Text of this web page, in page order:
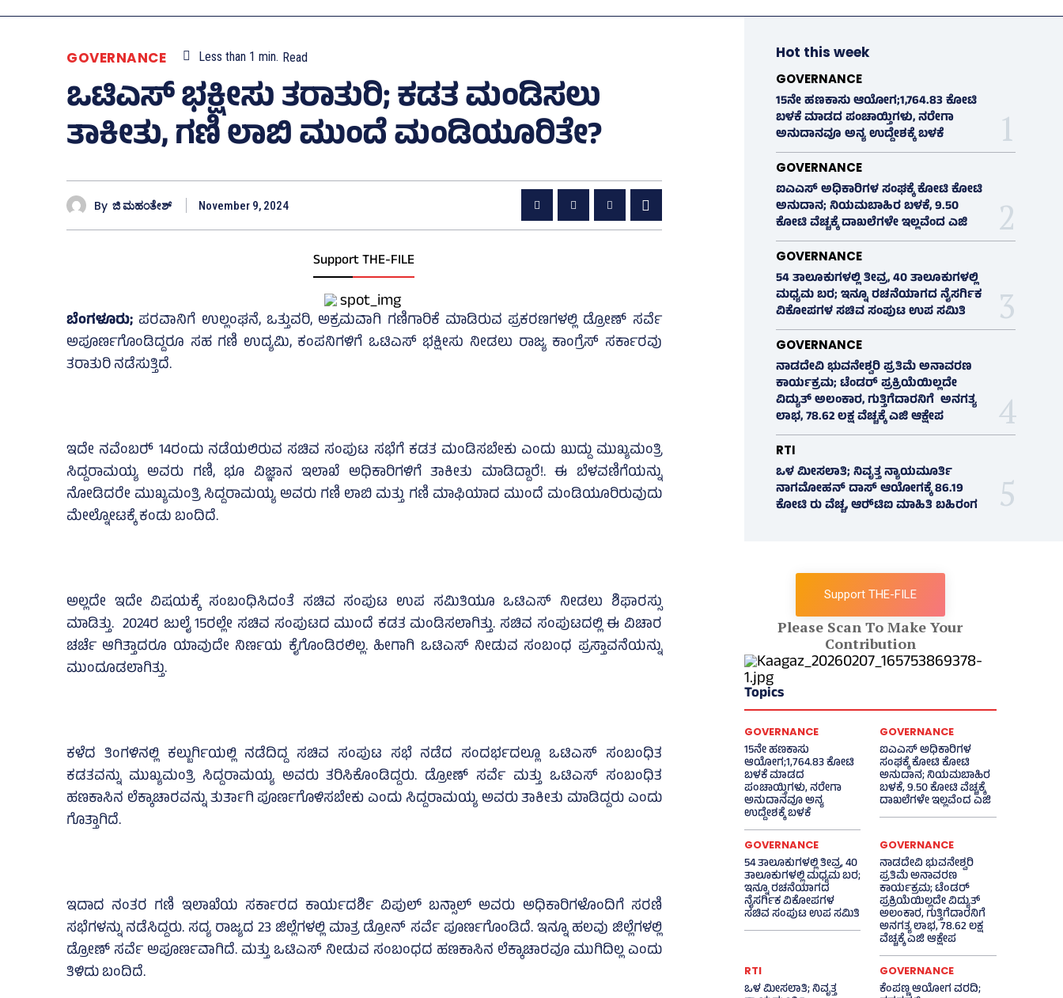
GOVERNANCE Less than 1 min. Read
ಒಟಿಎಸ್‌ ಭಕ್ಷೀಸು ತರಾತುರಿ; ಕಡತ ಮಂಡಿಸಲು
ತಾಕೀತು, ಗಣಿ ಲಾಬಿ ಮುಂದೆ ಮಂಡಿಯೂರಿತೇ?
By ಜಿ ಮಹಂತೇಶ್ November 9, 2024
Support THE-FILE
ಬೆಂಗಳೂರು; ಪರವಾನಿಗೆ ಉಲ್ಲಂಘನೆ, ಒತ್ತುವರಿ, ಅಕ್ರಮವಾಗಿ ಗಣಿಗಾರಿಕೆ ಮಾಡಿರುವ ಪ್ರಕರಣಗಳಲ್ಲಿ ಡ್ರೋಣ್‌ ಸರ್ವೆ
ಅಪೂರ್ಣಗೊಂಡಿದ್ದರೂ ಸಹ ಗಣಿ ಉದ್ಯಮಿ, ಕಂಪನಿಗಳಿಗೆ ಒಟಿಎಸ್‌ ಭಕ್ಷೀಸು ನೀಡಲು ರಾಜ್ಯ ಕಾಂಗ್ರೆಸ್‌ ಸರ್ಕಾರವು
ತರಾತುರಿ ನಡೆಸುತ್ತಿದೆ.
ಇದೇ ನವೆಂಬರ್‍‌ 14ರಂದು ನಡೆಯಲಿರುವ ಸಚಿವ ಸಂಪುಟ ಸಭೆಗೆ ಕಡತ ಮಂಡಿಸಬೇಕು ಎಂದು ಖುದ್ದು ಮುಖ್ಯಮಂತ್ರಿ
ಸಿದ್ದರಾಮಯ್ಯ ಅವರು ಗಣಿ, ಭೂ ವಿಜ್ಞಾನ ಇಲಾಖೆ ಅಧಿಕಾರಿಗಳಿಗೆ ತಾಕೀತು ಮಾಡಿದ್ದಾರೆ!. ಈ ಬೆಳವಣಿಗೆಯನ್ನು
ನೋಡಿದರೇ ಮುಖ್ಯಮಂತ್ರಿ ಸಿದ್ದರಾಮಯ್ಯ ಅವರು ಗಣಿ ಲಾಬಿ ಮತ್ತು ಗಣಿ ಮಾಫಿಯಾದ ಮುಂದೆ ಮಂಡಿಯೂರಿರುವುದು
ಮೇಲ್ನೋಟಕ್ಕೆ ಕಂಡು ಬಂದಿದೆ.
ಅಲ್ಲದೇ ಇದೇ ವಿಷಯಕ್ಕೆ ಸಂಬಂಧಿಸಿದಂತೆ ಸಚಿವ ಸಂಪುಟ ಉಪ ಸಮಿತಿಯೂ ಒಟಿಎಸ್‌ ನೀಡಲು ಶಿಫಾರಸ್ಸು
ಮಾಡಿತ್ತು. 2024ರ ಜುಲೈ 15ರಲ್ಲೇ ಸಚಿವ ಸಂಪುಟದ ಮುಂದೆ ಕಡತ ಮಂಡಿಸಲಾಗಿತ್ತು. ಸಚಿವ ಸಂಪುಟದಲ್ಲಿ ಈ ವಿಚಾರ
ಚರ್ಚೆ ಆಗಿತ್ತಾದರೂ ಯಾವುದೇ ನಿರ್ಣಯ ಕೈಗೊಂಡಿರಲಿಲ್ಲ. ಹೀಗಾಗಿ ಒಟಿಎಸ್‌ ನೀಡುವ ಸಂಬಂಧ ಪ್ರಸ್ತಾವನೆಯನ್ನು
ಮುಂದೂಡಲಾಗಿತ್ತು.
ಕಳೆದ ತಿಂಗಳಿನಲ್ಲಿ ಕಲ್ಬುರ್ಗಿಯಲ್ಲಿ ನಡೆದಿದ್ದ ಸಚಿವ ಸಂಪುಟ ಸಭೆ ನಡೆದ ಸಂದರ್ಭದಲ್ಲೂ ಒಟಿಎಸ್‌ ಸಂಬಂಧಿತ
ಕಡತವನ್ನು ಮುಖ್ಯಮಂತ್ರಿ ಸಿದ್ದರಾಮಯ್ಯ ಅವರು ತರಿಸಿಕೊಂಡಿದ್ದರು. ಡ್ರೋಣ್‌ ಸರ್ವೆ ಮತ್ತು ಒಟಿಎಸ್‌ ಸಂಬಂಧಿತ
ಹಣಕಾಸಿನ ಲೆಕ್ಕಾಚಾರವನ್ನು ತುರ್ತಾಗಿ ಪೂರ್ಣಗೊಳಿಸಬೇಕು ಎಂದು ಸಿದ್ದರಾಮಯ್ಯ ಅವರು ತಾಕೀತು ಮಾಡಿದ್ದರು ಎಂದು
ಗೊತ್ತಾಗಿದೆ.
ಇದಾದ ನಂತರ ಗಣಿ ಇಲಾಖೆಯ ಸರ್ಕಾರದ ಕಾರ್ಯದರ್ಶಿ ವಿಪುಲ್‌ ಬನ್ಸಾಲ್‌ ಅವರು ಅಧಿಕಾರಿಗಳೊಂದಿಗೆ ಸರಣಿ
ಸಭೆಗಳನ್ನು ನಡೆಸಿದ್ದರು. ಸದ್ಯ ರಾಜ್ಯದ 23 ಜಿಲ್ಲೆಗಳಲ್ಲಿ ಮಾತ್ರ ಡ್ರೋನ್‌ ಸರ್ವೆ ಪೂರ್ಣಗೊಂಡಿದೆ. ಇನ್ನೂ ಹಲವು ಜಿಲ್ಲೆಗಳಲ್ಲಿ
ಡ್ರೋಣ್‌ ಸರ್ವೆ ಅಪೂರ್ಣವಾಗಿದೆ. ಮತ್ತು ಒಟಿಎಸ್‌ ನೀಡುವ ಸಂಬಂಧದ ಹಣಕಾಸಿನ ಲೆಕ್ಕಾಚಾರವೂ ಮುಗಿದಿಲ್ಲ ಎಂದು
ತಿಳಿದು ಬಂದಿದೆ.
Hot this week
GOVERNANCE
15ನೇ ಹಣಕಾಸು ಆಯೋಗ;1,764.83 ಕೋಟಿ
ಬಳಕೆ ಮಾಡದ ಪಂಚಾಯ್ತಿಗಳು, ನರೇಗಾ
ಅನುದಾನವೂ ಅನ್ಯ ಉದ್ದೇಶಕ್ಕೆ ಬಳಕೆ
GOVERNANCE
ಐಎಎಸ್‌ ಅಧಿಕಾರಿಗಳ ಸಂಘಕ್ಕೆ ಕೋಟಿ ಕೋಟಿ
ಅನುದಾನ; ನಿಯಮಬಾಹಿರ ಬಳಕೆ, 9.50
ಕೋಟಿ ವೆಚ್ಚಕ್ಕೆ ದಾಖಲೆಗಳೇ ಇಲ್ಲವೆಂದ ಎಜಿ
GOVERNANCE
54 ತಾಲೂಕುಗಳಲ್ಲಿ ತೀವ್ರ, 40 ತಾಲೂಕುಗಳಲ್ಲಿ
ಮಧ್ಯಮ ಬರ; ಇನ್ನೂ ರಚನೆಯಾಗದ ನೈಸರ್ಗಿಕ
ವಿಕೋಪಗಳ ಸಚಿವ ಸಂಪುಟ ಉಪ ಸಮಿತಿ
GOVERNANCE
ನಾಡದೇವಿ ಭುವನೇಶ್ವರಿ ಪ್ರತಿಮೆ ಅನಾವರಣ
ಕಾರ್ಯಕ್ರಮ; ಟೆಂಡರ್ ಪ್ರಕ್ರಿಯೆಯಿಲ್ಲದೇ
ವಿದ್ಯುತ್‌ ಅಲಂಕಾರ, ಗುತ್ತಿಗೆದಾರನಿಗೆ ಅನಗತ್ಯ
ಲಾಭ, 78.62 ಲಕ್ಷ ವೆಚ್ಚಕ್ಕೆ ಎಜಿ ಆಕ್ಷೇಪ
RTI
ಒಳ ಮೀಸಲಾತಿ; ನಿವೃತ್ತ ನ್ಯಾಯಮೂರ್ತಿ
ನಾಗಮೋಹನ್ ದಾಸ್ ಆಯೋಗಕ್ಕೆ 86.19
ಕೋಟಿ ರು ವೆಚ್ಚ, ಆರ್‍‌ಟಿಐ ಮಾಹಿತಿ ಬಹಿರಂಗ
Support THE-FILE
Please Scan To Make Your
Contribution
Topics
GOVERNANCE
15ನೇ ಹಣಕಾಸು
ಆಯೋಗ;1,764.83 ಕೋಟಿ
ಬಳಕೆ ಮಾಡದ
ಪಂಚಾಯ್ತಿಗಳು, ನರೇಗಾ
ಅನುದಾನವೂ ಅನ್ಯ
ಉದ್ದೇಶಕ್ಕೆ ಬಳಕೆ
GOVERNANCE
ಐಎಎಸ್‌ ಅಧಿಕಾರಿಗಳ
ಸಂಘಕ್ಕೆ ಕೋಟಿ ಕೋಟಿ
ಅನುದಾನ; ನಿಯಮಬಾಹಿರ
ಬಳಕೆ, 9.50 ಕೋಟಿ ವೆಚ್ಚಕ್ಕೆ
ದಾಖಲೆಗಳೇ ಇಲ್ಲವೆಂದ ಎಜಿ
GOVERNANCE
54 ತಾಲೂಕುಗಳಲ್ಲಿ ತೀವ್ರ, 40
ತಾಲೂಕುಗಳಲ್ಲಿ ಮಧ್ಯಮ ಬರ;
ಇನ್ನೂ ರಚನೆಯಾಗದ
ನೈಸರ್ಗಿಕ ವಿಕೋಪಗಳ
ಸಚಿವ ಸಂಪುಟ ಉಪ ಸಮಿತಿ
GOVERNANCE
ನಾಡದೇವಿ ಭುವನೇಶ್ವರಿ
ಪ್ರತಿಮೆ ಅನಾವರಣ
ಕಾರ್ಯಕ್ರಮ; ಟೆಂಡರ್
ಪ್ರಕ್ರಿಯೆಯಿಲ್ಲದೇ ವಿದ್ಯುತ್‌
ಅಲಂಕಾರ, ಗುತ್ತಿಗೆದಾರನಿಗೆ
ಅನಗತ್ಯ ಲಾಭ, 78.62 ಲಕ್ಷ
ವೆಚ್ಚಕ್ಕೆ ಎಜಿ ಆಕ್ಷೇಪ
RTI
ಒಳ ಮೀಸಲಾತಿ; ನಿವೃತ್ತ
GOVERNANCE
ಕೆಂಪಣ್ಣ ಆಯೋಗ ವರದಿ;